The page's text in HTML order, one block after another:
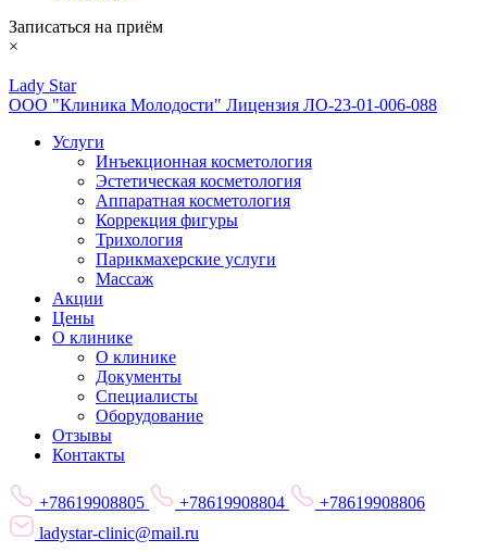
Записаться на приём
×
Lady Star
ООО "Клиника Молодости" Лицензия ЛО-23-01-006-088
Услуги
Инъекционная косметология
Эстетическая косметология
Аппаратная косметология
Коррекция фигуры
Трихология
Парикмахерские услуги
Массаж
Акции
Цены
О клинике
О клинике
Документы
Специалисты
Оборудование
Отзывы
Контакты
+78619908805 +78619908804
+78619908806
ladystar-clinic@mail.ru